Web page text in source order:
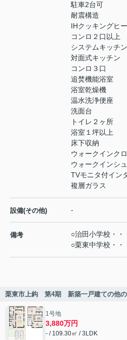
駐車2台可
耐震構造
IHクッキングヒ
コンロ２口以上
システムキッチン
対面式キッチン
コンロ３口
追焚機能浴室
浴室乾燥機
温水洗浄便座
洗面台
トイレ２ヶ所
浴室１坪以上
床下収納
ウォークインク
ウォークインシ
TVモニタ付イン
複層ガラス
設備(その他) -
備考
○治田小学校・・
○栗東中学校・・
栗東市上鈎 第4期 新築一戸建ての他
1号地
3,880万円
- / 109.30㎡ / 3LDK